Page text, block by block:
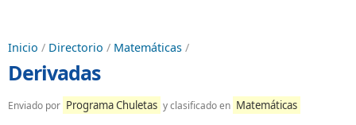
Inicio / Directorio / Matemáticas /
Derivadas
Enviado por Programa Chuletas y clasificado en Matemáticas